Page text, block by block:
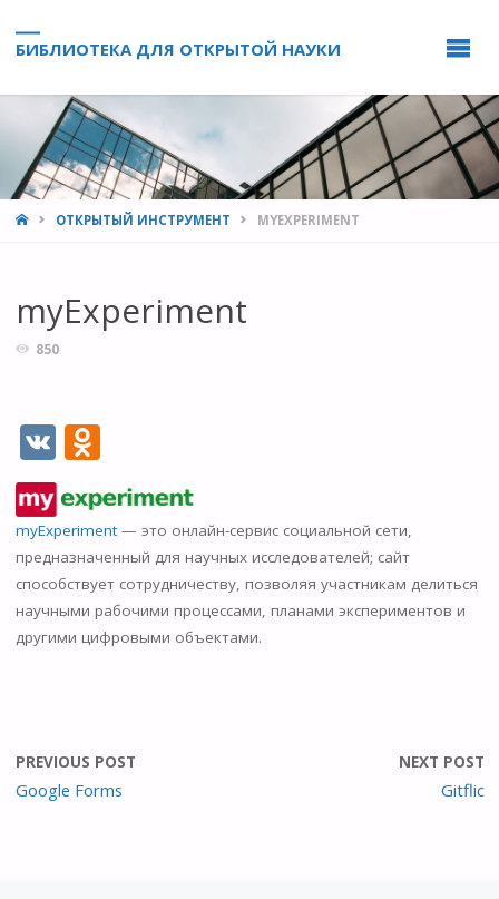
БИБЛИОТЕКА ДЛЯ ОТКРЫТОЙ НАУКИ
HOMEОТКРЫТЫЙ ИНСТРУМЕНТ MYEXPERIMENT
myExperiment
850
V
K
O
n
o
kl
as
s
myExperiment— это онлайн-сервис социальной сети,
предназначенный для научных исследователей; сайт
способствует сотрудничеству, позволяя участникам делиться
научными рабочими процессами, планами экспериментов и
другими цифровыми объектами.
PREVIOUS POST
Google Forms
NEXT POST
Gitflic